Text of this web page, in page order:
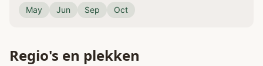
May Jun Sep Oct
Regio's en plekken